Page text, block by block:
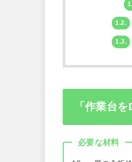
1.2.
1.3.
「作業台を
必要な材料